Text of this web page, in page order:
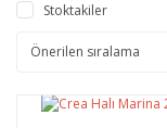
Stoktakiler